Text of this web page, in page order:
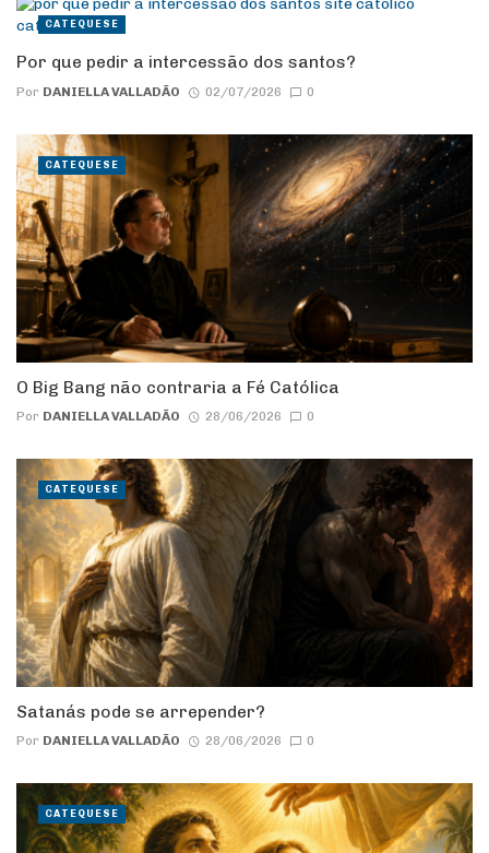
Por que pedir a intercessão dos santos?
Por DANIELLA VALLADÃO 02/07/2026 0
CATEQUESE
O Big Bang não contraria a Fé Católica
Por DANIELLA VALLADÃO 28/06/2026 0
CATEQUESE
Satanás pode se arrepender?
Por DANIELLA VALLADÃO 28/06/2026 0
CATEQUESE
CATEQUESE